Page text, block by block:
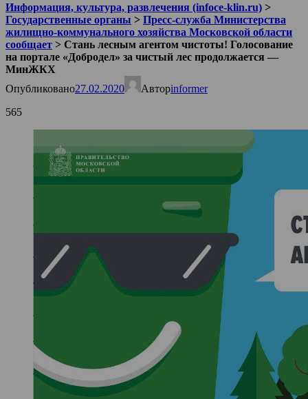
Информация, культура, развлечения (infoce-klin.ru) >
Государственные органы > Пресс-служба Министерства
жилищно-коммунального хозяйства Московской области
сообщает > Стань лесным агентом чистоты! Голосование
на портале «Добродел» за чистый лес продолжается —
МинЖКХ
Опубликовано27.02.2020 Авторinformer
565